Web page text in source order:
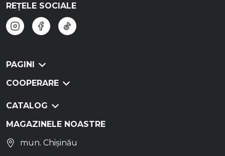
REȚELE SOCIALE
PAGINI
COOPERARE
CATALOG
MAGAZINELE NOASTRE
mun. Chișinău